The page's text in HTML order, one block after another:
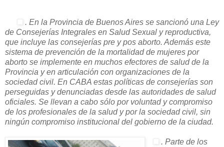
. En la Provincia de Buenos Aires se sancionó una Ley
de Consejerías Integrales en Salud Sexual y reproductiva,
que incluye las consejerías pre y pos aborto. Además este
sistema de prevención de la mortalidad de mujeres por
aborto se implemente en muchos efectores de salud de la
Provincia y en articulación con organizaciones de la
sociedad civil. En CABA estas políticas de consejerías son
perseguidas y denunciadas desde las autoridades de salud
oficiales. Se llevan a cabo sólo por voluntad y compromiso
de los profesionales de la salud y por la sociedad civil, sin
ningún compromiso institucional del gobierno de la ciudad.
. Parte de los